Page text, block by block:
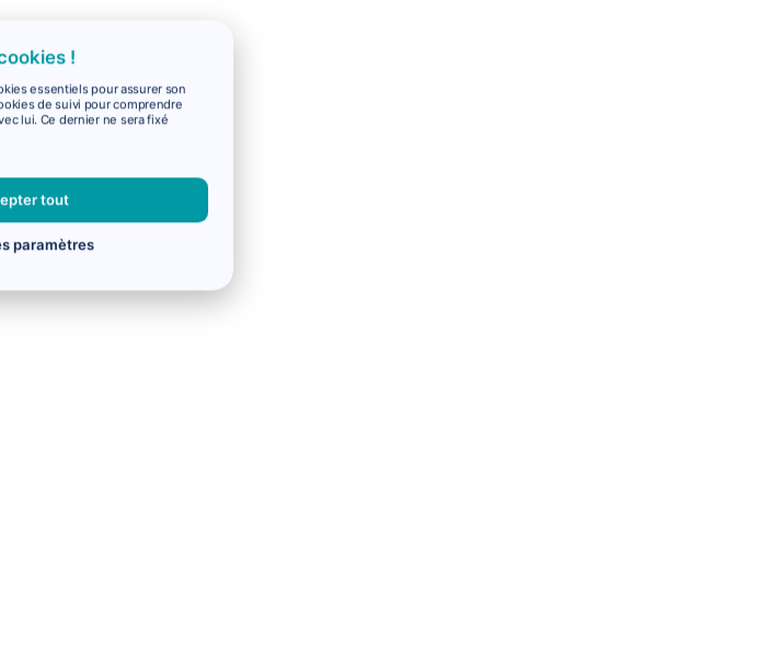
!
essentiels pour assurer son
de suivi pour comprendre
lui. Ce dernier ne sera fixé
tout
paramètres